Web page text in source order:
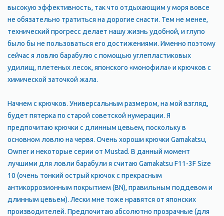
высокую эффективность, так что отдыхающим у моря вовсе
не обязательно тратиться на дорогие снасти. Тем не менее,
технический прогресс делает нашу жизнь удобной, и глупо
было бы не пользоваться его достижениями. Именно поэтому
сейчас я ловлю барабулю с помощью углепластиковых
удилищ, плетеных лесок, японского «монофила» и крючков с
химической заточкой жала.
Начнем с крючков. Универсальным размером, на мой взгляд,
будет пятерка по старой советской нумерации. Я
предпочитаю крючки с длинным цевьем, поскольку в
основном ловлю на червя. Очень хороши крючки Gamakatsu,
Owner и некоторые серии от Mustad. В данный момент
лучшими для ловли барабули я считаю Gamakatsu F11-3F Size
10 (очень тонкий острый крючок с прекрасным
антикоррозионным покрытием (BN), правильным поддевом и
длинным цевьем). Лески мне тоже нравятся от японских
производителей. Предпочитаю абсолютно прозрачные (для